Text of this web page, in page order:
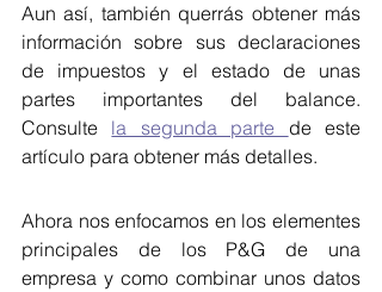
Aun así, también querrás obtener más
información sobre sus declaraciones
de impuestos y el estado de unas
partes importantes del balance.
Consulte la segunda parte de este
artículo para obtener más detalles.
Ahora nos enfocamos en los elementes
principales de los P&G de una
empresa y como combinar unos datos